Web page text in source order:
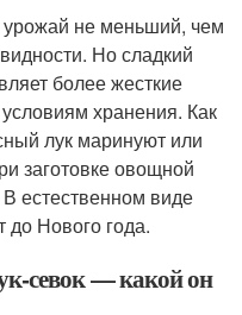
урожай не меньший, чем
Но сладкий
более жесткие
хранения. Как
лук маринуют или
заготовке овощной
естественном виде
Нового года.
севок — какой он